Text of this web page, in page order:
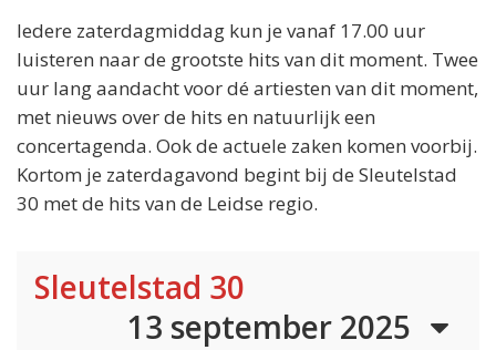
Iedere zaterdagmiddag kun je vanaf 17.00 uur
luisteren naar de grootste hits van dit moment. Twee
uur lang aandacht voor dé artiesten van dit moment,
met nieuws over de hits en natuurlijk een
concertagenda. Ook de actuele zaken komen voorbij.
Kortom je zaterdagavond begint bij de Sleutelstad
30 met de hits van de Leidse regio.
Sleutelstad 30
13 september 2025